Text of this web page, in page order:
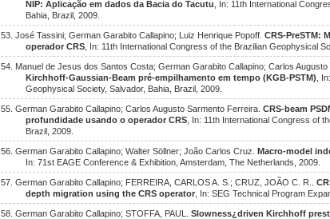
NIP: Aplicação em dados da Bacia do Tacutu
, In: 11th International
Bahia, Brazil, 2009.
53. José Tassini; German Garabito Callapino; Luiz Henrique Popoff. CRS-PreSTM:
operador CRS , In: 11th International Congress of the Brazilian Geophysical
54. Manuel de Jesus dos Santos Costa; German Garabito Callapino; Carlos
Kirchhoff-Gaussian-Beam pré-empilhamento em tempo (KGB-PSTM)
,
Geophysical Society, Salvador, Bahia, Brazil, 2009.
55. German Garabito Callapino; Carlos Augusto Sarmento Ferreira. CRS-beam
profundidade usando o operador CRS , In: 11th International Congress of
Brazil, 2009.
56. German Garabito Callapino; Walter Söllner; João Carlos Cruz. Macro-model
In: 71st EAGE Conference & Exhibition, Amsterdam, The Netherlands, 2009.
57. German Garabito Callapino; FERREIRA, CARLOS A. S.; CRUZ, JOÃO C. R..
depth migration using the CRS operator , In: SEG Technical Program
58. German Garabito Callapino; STOFFA, PAUL. Slowness¿driven Kirchhoff